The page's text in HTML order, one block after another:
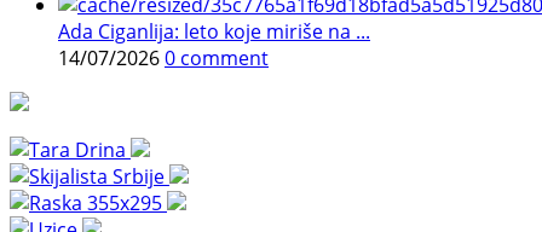
Ada Ciganlija: leto koje miriše na ...
14/07/20260 comment